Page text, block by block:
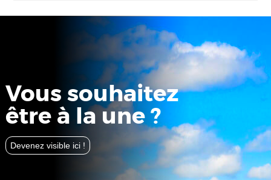
Vous souhaitez
être à la une ?
Devenez visible ici !